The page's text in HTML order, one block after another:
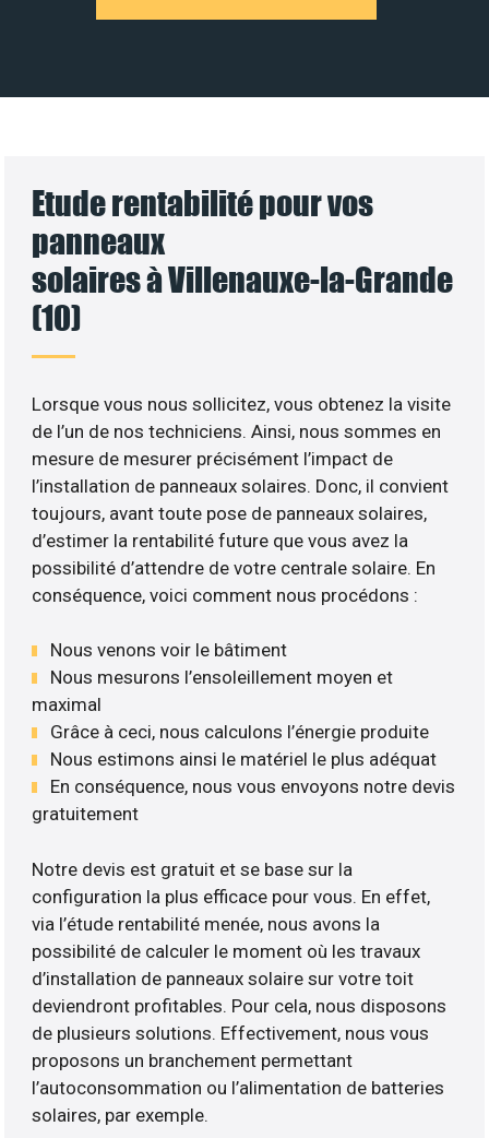
Etude rentabilité pour vos
panneaux
solaires à Villenauxe-la-Grande
(10)
Lorsque vous nous sollicitez, vous obtenez la visite
de l’un de nos techniciens. Ainsi, nous sommes en
mesure de mesurer précisément l’impact de
l’installation de panneaux solaires. Donc, il convient
toujours, avant toute pose de panneaux solaires,
d’estimer la rentabilité future que vous avez la
possibilité d’attendre de votre centrale solaire. En
conséquence, voici comment nous procédons :
Nous venons voir le bâtiment
Nous mesurons l’ensoleillement moyen et
maximal
Grâce à ceci, nous calculons l’énergie produite
Nous estimons ainsi le matériel le plus adéquat
En conséquence, nous vous envoyons notre devis
gratuitement
Notre devis est gratuit et se base sur la
configuration la plus efficace pour vous. En effet,
via l’étude rentabilité menée, nous avons la
possibilité de calculer le moment où les travaux
d’installation de panneaux solaire sur votre toit
deviendront profitables. Pour cela, nous disposons
de plusieurs solutions. Effectivement, nous vous
proposons un branchement permettant
l’autoconsommation ou l’alimentation de batteries
solaires, par exemple.